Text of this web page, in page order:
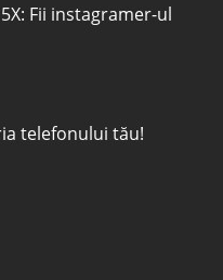
Fii instagramer-ul
telefonului tău!